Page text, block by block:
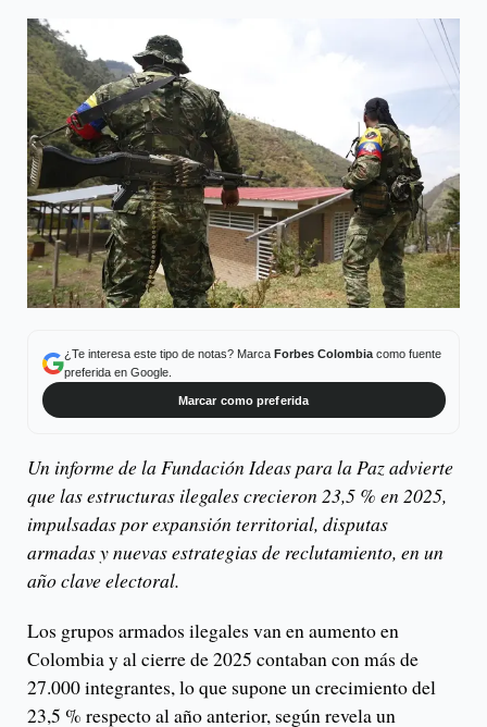
¿Te interesa este tipo de notas? Marca Forbes Colombiacomo fuente
preferida en Google.
Marcar como preferida
Un informe de la Fundación Ideas para la Paz advierte
que las estructuras ilegales crecieron 23,5 % en 2025,
impulsadas por expansión territorial, disputas
armadas y nuevas estrategias de reclutamiento, en un
año clave electoral.
Los grupos armados ilegales van en aumento en
Colombia y al cierre de 2025 contaban con más de
27.000 integrantes, lo que supone un crecimiento del
23,5 % respecto al año anterior, según revela un